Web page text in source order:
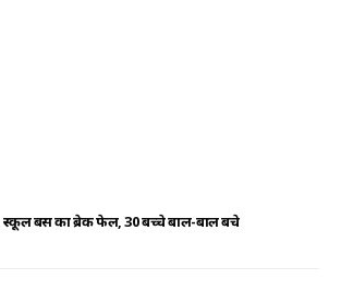
स्कूल बस का ब्रेक फेल, 30 बच्चे बाल-बाल बचे